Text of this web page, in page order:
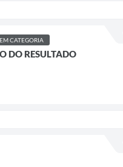
CATEGORIA
DO RESULTADO